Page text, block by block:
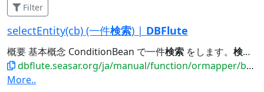
Filter
selectEntity(cb) (一件検索) | DBFlute
概要 基本概念 ConditionBean で一件検索 をします。 検索
dbflute.seasar.org/ja/manual/function/ormapper/behavior/select/selectentity.html
More..